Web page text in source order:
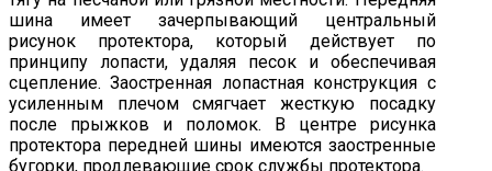
шина имеет зачерпывающий центральный
рисунок протектора, который действует по
принципу лопасти, удаляя песок и обеспечивая
сцепление. Заостренная лопастная конструкция с
усиленным плечом смягчает жесткую посадку
после прыжков и поломок. В центре рисунка
протектора передней шины имеются заостренные
бугорки, продлевающие срок службы протектора.